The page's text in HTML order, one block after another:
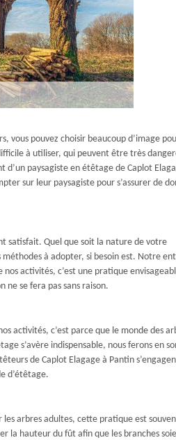
vous pouvez choisir beaucoup d’image
à utiliser, qui peuvent être très
paysagiste en étêtage de Caplot
sur leur paysagiste pour s’assurer de
satisfait. Quel que soit la nature de votre
à adopter, si besoin est. Notre
activités, c’est une pratique
ne se fera pas sans raison.
activités, c’est parce que le monde des
s’avère indispensable, nous ferons en
de Caplot Elagage à Pantin
d’étêtage.
arbres adultes, cette pratique est
la hauteur du fût afin que les branches